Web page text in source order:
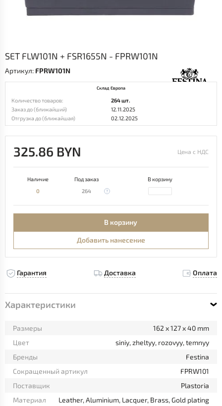
SET FLW101N + FSR1655N - FPRW101N
Артикул: FPRW101N
Склад Европа
Количество товаров:
264 шт.
Заказ до (ближайший)
12.11.2025
Отгрузка до (ближайшая)
02.12.2025
325.86 BYN Цена с НДС
Наличие Под заказ
В корзину
0
264
В корзину
Добавить нанесение
Гарантия Доставка Оплата
Характеристики
Размеры
162 x 127 x 40 mm
Цвет
siniy, zheltyy, rozovyy, temnyy
Бренды
Festina
Сокращенный артикул
FPRW101
Поставщик
Plastoria
Материал
Leather, Aluminium, Lacquer, Brass, Gold plating